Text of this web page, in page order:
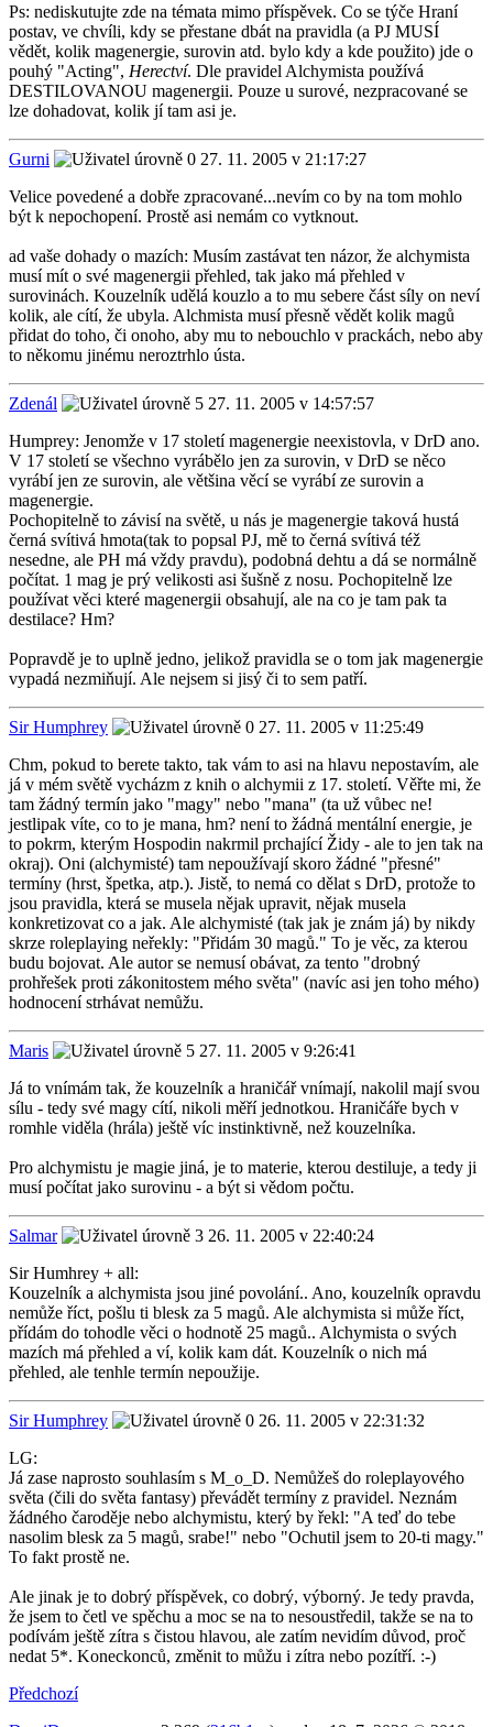
Ps: nediskutujte zde na témata mimo příspěvek. Co se týče Hraní
postav, ve chvíli, kdy se přestane dbát na pravidla (a PJ MUSÍ
vědět, kolik magenergie, surovin atd. bylo kdy a kde použito) jde o
pouhý "Acting", Herectví. Dle pravidel Alchymista používá
DESTILOVANOU magenergii. Pouze u surové, nezpracované se
lze dohadovat, kolik jí tam asi je.
Gurni
27. 11. 2005 v 21:17:27
Velice povedené a dobře zpracované...nevím co by na tom mohlo
být k nepochopení. Prostě asi nemám co vytknout.
ad vaše dohady o mazích: Musím zastávat ten názor, že alchymista
musí mít o své magenergii přehled, tak jako má přehled v
surovinách. Kouzelník udělá kouzlo a to mu sebere část síly on neví
kolik, ale cítí, že ubyla. Alchmista musí přesně vědět kolik magů
přidat do toho, či onoho, aby mu to nebouchlo v prackách, nebo aby
to někomu jinému neroztrhlo ústa.
Zdenál
27. 11. 2005 v 14:57:57
Humprey: Jenomže v 17 století magenergie neexistovla, v DrD ano.
V 17 století se všechno vyrábělo jen za surovin, v DrD se něco
vyrábí jen ze surovin, ale většina věcí se vyrábí ze surovin a
magenergie.
Pochopitelně to závisí na světě, u nás je magenergie taková hustá
černá svítivá hmota(tak to popsal PJ, mě to černá svítivá též
nesedne, ale PH má vždy pravdu), podobná dehtu a dá se normálně
počítat. 1 mag je prý velikosti asi šušně z nosu. Pochopitelně lze
používat věci které magenergii obsahují, ale na co je tam pak ta
destilace? Hm?
Popravdě je to uplně jedno, jelikož pravidla se o tom jak magenergie
vypadá nezmiňují. Ale nejsem si jisý či to sem patří.
Sir Humphrey
27. 11. 2005 v 11:25:49
Chm, pokud to berete takto, tak vám to asi na hlavu nepostavím, ale
já v mém světě vycházm z knih o alchymii z 17. století. Věřte mi, že
tam žádný termín jako "magy" nebo "mana" (ta už vůbec ne!
jestlipak víte, co to je mana, hm? není to žádná mentální energie, je
to pokrm, kterým Hospodin nakrmil prchající Židy - ale to jen tak na
okraj). Oni (alchymisté) tam nepoužívají skoro žádné "přesné"
termíny (hrst, špetka, atp.). Jistě, to nemá co dělat s DrD, protože to
jsou pravidla, která se musela nějak upravit, nějak musela
konkretizovat co a jak. Ale alchymisté (tak jak je znám já) by nikdy
skrze roleplaying neřekly: "Přidám 30 magů." To je věc, za kterou
budu bojovat. Ale autor se nemusí obávat, za tento "drobný
prohřešek proti zákonitostem mého světa" (navíc asi jen toho mého)
hodnocení strhávat nemůžu.
Maris
27. 11. 2005 v 9:26:41
Já to vnímám tak, že kouzelník a hraničář vnímají, nakolil mají svou
sílu - tedy své magy cítí, nikoli měří jednotkou. Hraničáře bych v
romhle viděla (hrála) ještě víc instinktivně, než kouzelníka.
Pro alchymistu je magie jiná, je to materie, kterou destiluje, a tedy ji
musí počítat jako surovinu - a být si vědom počtu.
Salmar
26. 11. 2005 v 22:40:24
Sir Humhrey + all:
Kouzelník a alchymista jsou jiné povolání.. Ano, kouzelník opravdu
nemůže říct, pošlu ti blesk za 5 magů. Ale alchymista si může říct,
přídám do tohodle věci o hodnotě 25 magů.. Alchymista o svých
mazích má přehled a ví, kolik kam dát. Kouzelník o nich má
přehled, ale tenhle termín nepoužije.
Sir Humphrey
26. 11. 2005 v 22:31:32
LG:
Já zase naprosto souhlasím s M_o_D. Nemůžeš do roleplayového
světa (čili do světa fantasy) převádět termíny z pravidel. Neznám
žádného čaroděje nebo alchymistu, který by řekl: "A teď do tebe
nasolim blesk za 5 magů, srabe!" nebo "Ochutil jsem to 20-ti magy."
To fakt prostě ne.
Ale jinak je to dobrý příspěvek, co dobrý, výborný. Je tedy pravda,
že jsem to četl ve spěchu a moc se na to nesoustředil, takže se na to
podívám ještě zítra s čistou hlavou, ale zatím nevidím důvod, proč
nedat 5*. Koneckonců, změnit to můžu i zítra nebo pozítří. :-)
Předchozí